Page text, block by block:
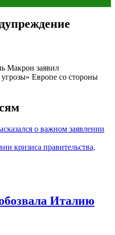
Макрон заявил
Европе со стороны
о важном заявлении
кризиса правительства,
Италию